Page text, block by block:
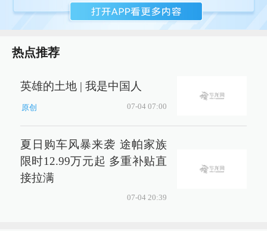
热点推荐
英雄的土地 | 我是中国人
原创 07-04 07:00
夏日购车风暴来袭 途帕家族
限时12.99万元起 多重补贴直
接拉满
07-04 20:39